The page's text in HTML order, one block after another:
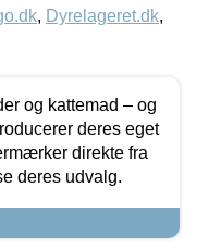
, Dyrelageret.dk,
og kattemad – og
deres eget
direkte fra
deres udvalg.